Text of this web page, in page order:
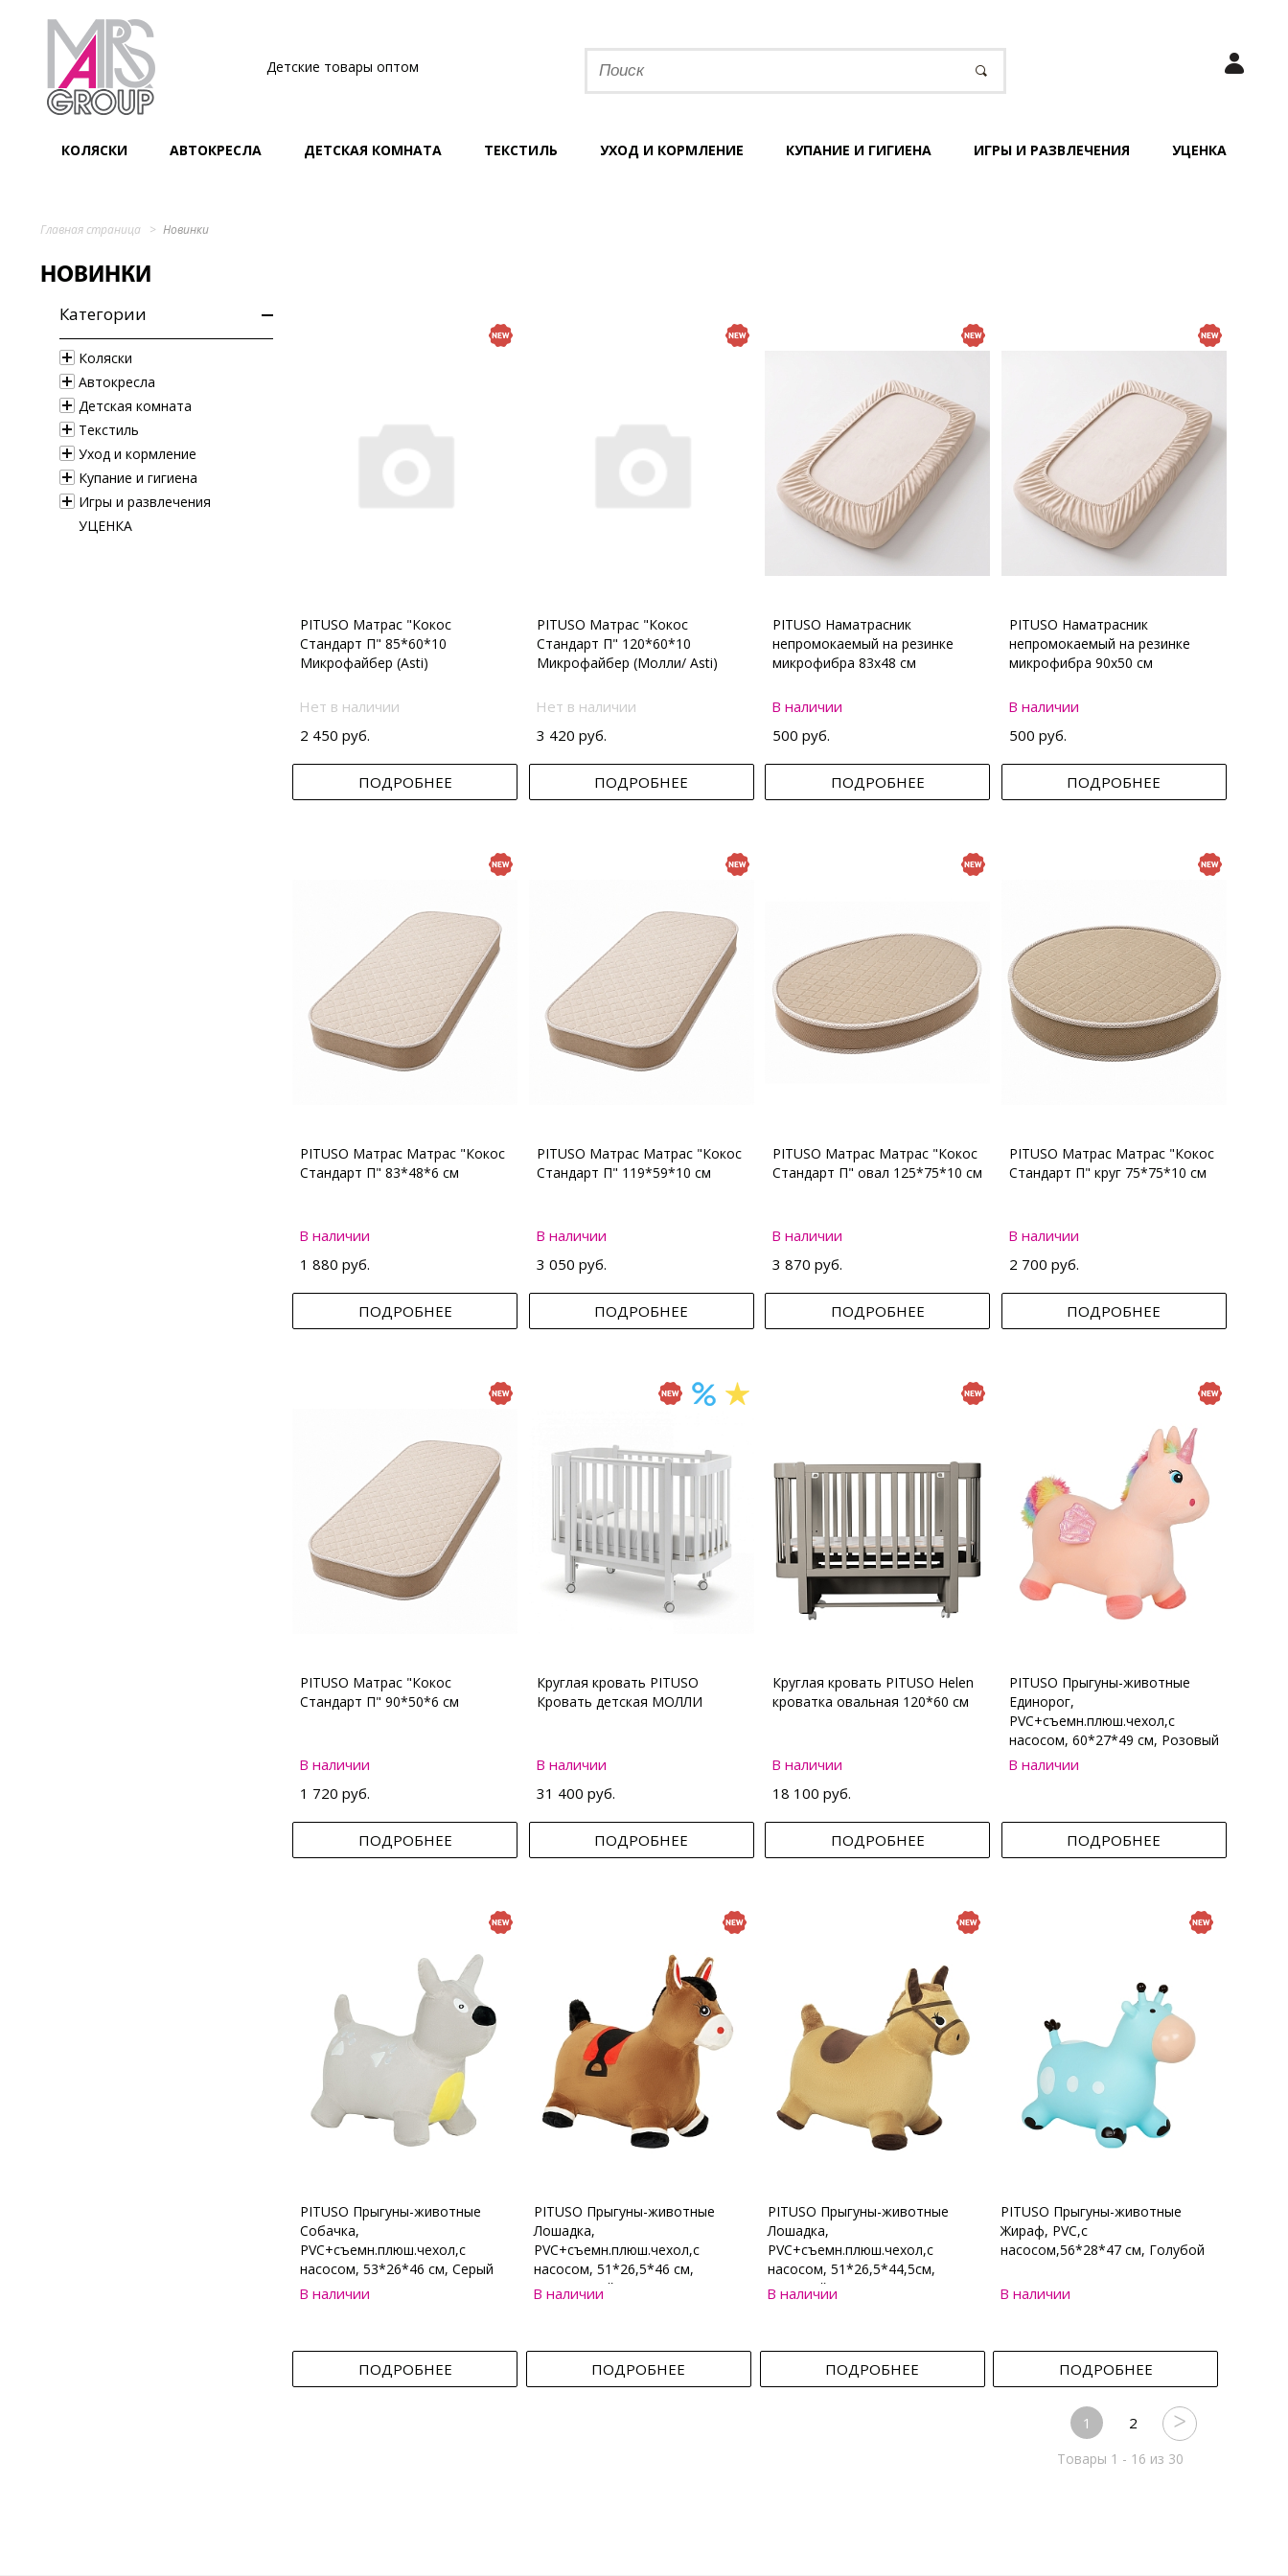
Детские товары оптом
КОЛЯСКИ АВТОКРЕСЛА ДЕТСКАЯ КОМНАТА ТЕКСТИЛЬ УХОД И КОРМЛЕНИЕ КУПАНИЕ И ГИГИЕНА ИГРЫ И РАЗВЛЕЧЕНИЯ УЦЕНКА
Главная страница Новинки
НОВИНКИ
Категории
Коляски
Автокресла
Детская комната
Текстиль
Уход и кормление
Купание и гигиена
Игры и развлечения
УЦЕНКА
PITUSO Матрас "Кокос
Стандарт П" 85*60*10
Микрофайбер (Asti)
Нет в наличии
2 450 руб.
ПОДРОБНЕЕ
PITUSO Матрас "Кокос
Стандарт П" 120*60*10
Микрофайбер (Молли/ Asti)
Нет в наличии
3 420 руб.
ПОДРОБНЕЕ
PITUSO Наматрасник
непромокаемый на резинке
микрофибра 83х48 см
В наличии
500 руб.
ПОДРОБНЕЕ
PITUSO Наматрасник
непромокаемый на резинке
микрофибра 90х50 см
В наличии
500 руб.
ПОДРОБНЕЕ
PITUSO Матрас Матрас "Кокос
Стандарт П" 83*48*6 см
В наличии
1 880 руб.
ПОДРОБНЕЕ
PITUSO Матрас Матрас "Кокос
Стандарт П" 119*59*10 см
В наличии
3 050 руб.
ПОДРОБНЕЕ
PITUSO Матрас Матрас "Кокос
Стандарт П" овал 125*75*10 см
В наличии
3 870 руб.
ПОДРОБНЕЕ
PITUSO Матрас Матрас "Кокос
Стандарт П" круг 75*75*10 см
В наличии
2 700 руб.
ПОДРОБНЕЕ
PITUSO Матрас "Кокос
Стандарт П" 90*50*6 см
В наличии
1 720 руб.
ПОДРОБНЕЕ
Круглая кровать PITUSO
Кровать детская МОЛЛИ
В наличии
31 400 руб.
ПОДРОБНЕЕ
Круглая кровать PITUSO Helen
кроватка овальная 120*60 см
В наличии
18 100 руб.
ПОДРОБНЕЕ
PITUSO Прыгуны-животные
Единорог,
PVC+съемн.плюш.чехол,с
насосом, 60*27*49 см, Розовый
В наличии
ПОДРОБНЕЕ
PITUSO Прыгуны-животные
Собачка,
PVC+съемн.плюш.чехол,с
насосом, 53*26*46 см, Серый
В наличии
ПОДРОБНЕЕ
PITUSO Прыгуны-животные
Лошадка,
PVC+съемн.плюш.чехол,с
насосом, 51*26,5*46 см,
Коричневый
В наличии
ПОДРОБНЕЕ
PITUSO Прыгуны-животные
Лошадка,
PVC+съемн.плюш.чехол,с
насосом, 51*26,5*44,5см,
Бежевый
В наличии
ПОДРОБНЕЕ
PITUSO Прыгуны-животные
Жираф, PVC,с
насосом,56*28*47 см, Голубой
В наличии
ПОДРОБНЕЕ
1 2
Товары 1 - 16 из 30